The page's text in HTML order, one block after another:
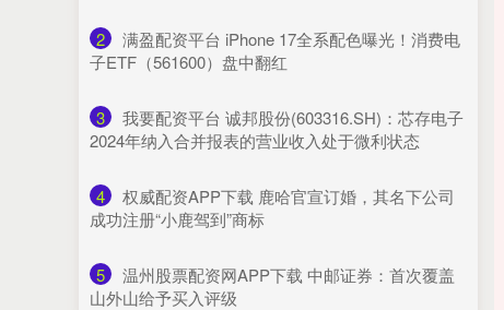
2
​满盈配资平台 iPhone 17全系配色曝光！消费电
子ETF（561600）盘中翻红
3
​我要配资平台 诚邦股份(603316.SH)：芯存电子
2024年纳入合并报表的营业收入处于微利状态
4
​权威配资APP下载 鹿哈官宣订婚，其名下公司
成功注册“小鹿驾到”商标
5
​温州股票配资网APP下载 中邮证券：首次覆盖
山外山给予买入评级